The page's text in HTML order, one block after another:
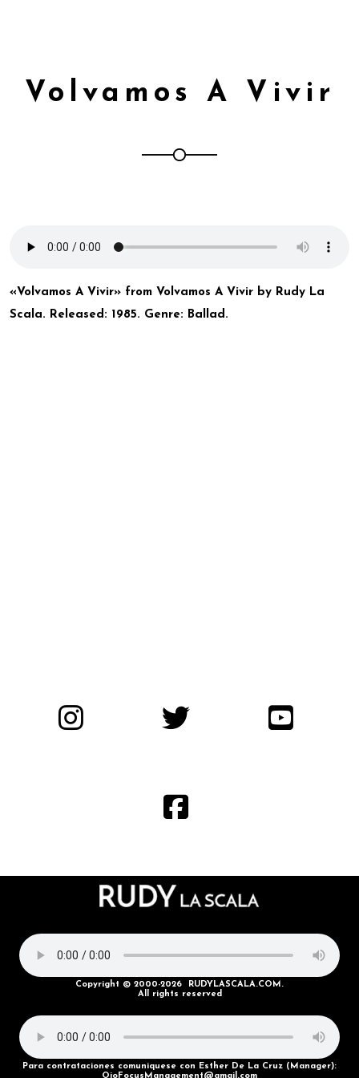
Volvamos A Vivir
«Volvamos A Vivir» from Volvamos A Vivir by Rudy La
Scala. Released: 1985. Genre: Ballad.
Copyright © 2000-2026 RUDYLASCALA.COM.
All rights reserved
Para contrataciones comuniquese con Esther De La Cruz (Manager):
OjoFocusManagement@gmail.com